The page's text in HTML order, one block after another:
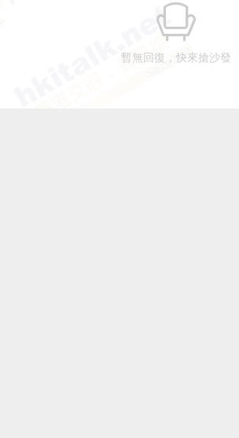
暫無回復，快來搶沙發